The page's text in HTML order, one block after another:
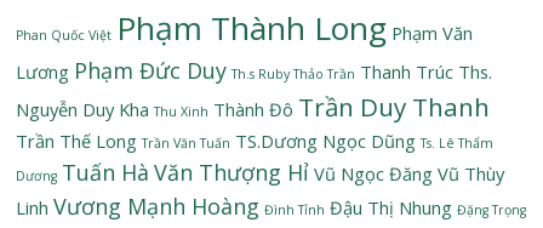
Phan Quốc Việt Phạm Thành Long Phạm Văn
Lương Phạm Đức Duy Th.s Ruby Thảo Trần Thanh Trúc Ths.
Nguyễn Duy Kha Thu Xinh Thành Đô Trần Duy Thanh
Trần Thế Long Trần Văn Tuấn TS.Dương Ngọc Dũng Ts. Lê Thẩm
Dương Tuấn Hà Văn Thượng Hỉ Vũ Ngọc Đăng Vũ Thùy
Linh Vương Mạnh Hoàng Đình Tỉnh Đậu Thị Nhung Đặng Trọng